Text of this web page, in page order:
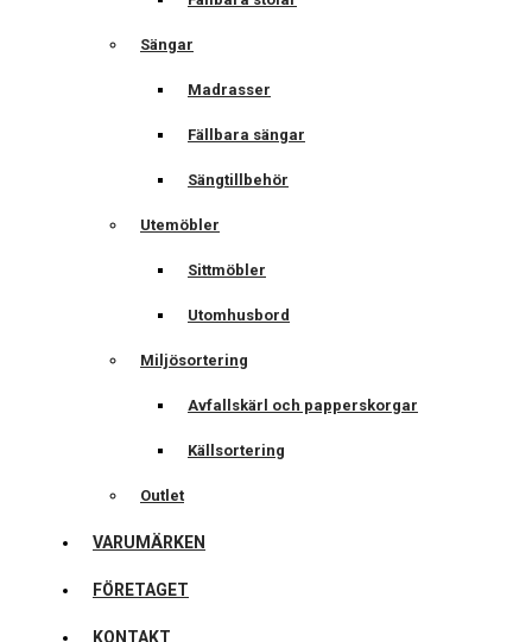
Sängar
Madrasser
Fällbara sängar
Sängtillbehör
Utemöbler
Sittmöbler
Utomhusbord
Miljösortering
Avfallskärl och papperskorgar
Källsortering
Outlet
VARUMÄRKEN
FÖRETAGET
KONTAKT